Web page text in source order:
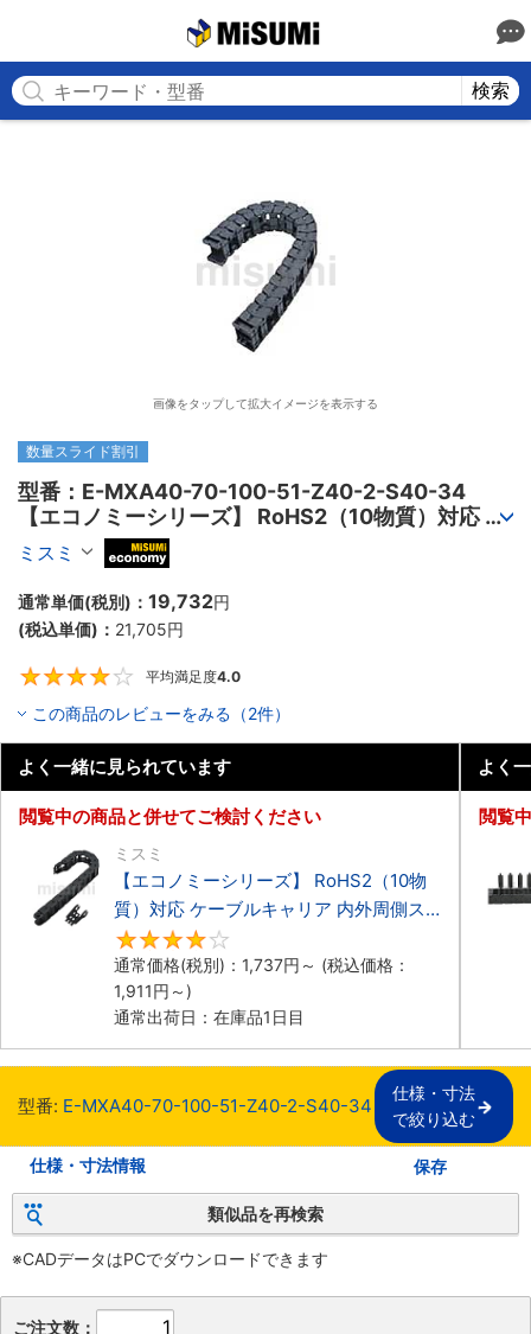
検索
画像をタップして拡大イメージを表示する
数量スライド割引
型番：E-MXA40-70-100-51-Z40-2-S40-34
【エコノミーシリーズ】 RoHS2（10物質）対応 ケ
ーブルキャリア 低発塵・低騒音タイプ
ミスミ
通常単価(税別)： 19,732円
(税込単価)： 21,705円
平均満足度4.0
この商品のレビューをみる（2件）
よく一緒に見られています
閲覧中の商品と併せてご検討ください
ミスミ
【エコノミーシリーズ】 RoHS2（10物
質）対応 ケーブルキャリア 内外周側ス
ナップ開閉タイプ
通常価格(税別)： 1,737円 ～ (税込価格：
1,911円 ～)
通常出荷日：在庫品1日目
よく
閲覧
型番: E-MXA40-70-100-51-Z40-2-S40-34
仕様・寸法
で絞り込む
仕様・寸法情報 保存
類似品を再検索
※CADデータはPCでダウンロードできます
ご注文数：